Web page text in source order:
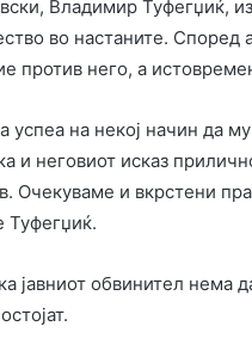
Владимир Туфегџиќ,
во настаните. Според
против него, а
на некој начин да
и неговиот исказ
Очекуваме и вкрстени
Туфегџиќ.
јавниот обвинител нема